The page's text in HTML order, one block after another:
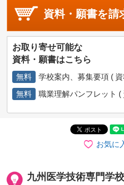
資料・願書を請
お取り寄せ可能な
資料・願書はこちら
無料 学校案内、募集要項 (
無料 職業理解パンフレット (
お気に
九州医学技術専門学